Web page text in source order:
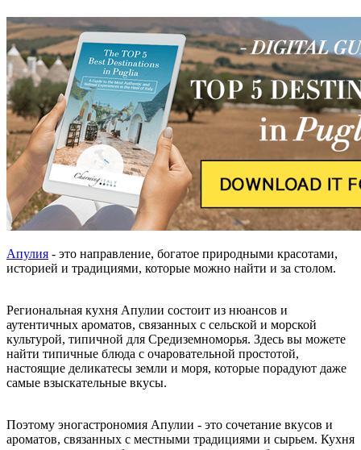
Апулия - это направление, богатое природными красотами,
историей и традициями, которые можно найти и за столом.
Региональная кухня Апулии состоит из нюансов и
аутентичных ароматов, связанных с сельской и морской
культурой, типичной для Средиземноморья. Здесь вы можете
найти типичные блюда с очаровательной простотой,
настоящие деликатесы земли и моря, которые порадуют даже
самые взыскательные вкусы.
Поэтому эногастрономия Апулии - это сочетание вкусов и
ароматов, связанных с местными традициями и сырьем. Кухня